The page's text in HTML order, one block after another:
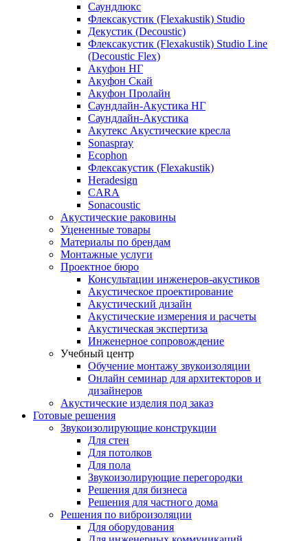
Саундлюкс
Флексакустик (Flexakustik) Studio
Декустик (Decoustic)
Флексакустик (Flexakustik) Studio Line
(Decoustic Flex)
Акуфон НГ
Акуфон Скай
Акуфон Пролайн
Саундлайн-Акустика НГ
Саундлайн-Акустика
Акутекс Акустические кресла
Sonaspray
Ecophon
Флексакустик (Flexakustik)
Heradesign
CARA
Sonacoustic
Акустические раковины
Уцененные товары
Материалы по брендам
Монтажные услуги
Проектное бюро
Консультации инженеров-акустиков
Акустическое проектирование
Акустический дизайн
Акустические измерения и расчеты
Акустическая экспертиза
Инженерное сопровождение
Учебный центр
Обучение монтажу звукоизоляции
Онлайн семинар для архитекторов и
дизайнеров
Акустические изделия под заказ
Готовые решения
Звукоизолирующие конструкции
Для стен
Для потолков
Для пола
Звукоизолирующие перегородки
Решения для бизнеса
Решения для частного дома
Решения по виброизоляции
Для оборудования